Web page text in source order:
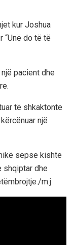
kur Joshua
“Unë do të të
pacient dhe
të shkaktonte
një
sepse kishte
shqiptar dhe
m.j